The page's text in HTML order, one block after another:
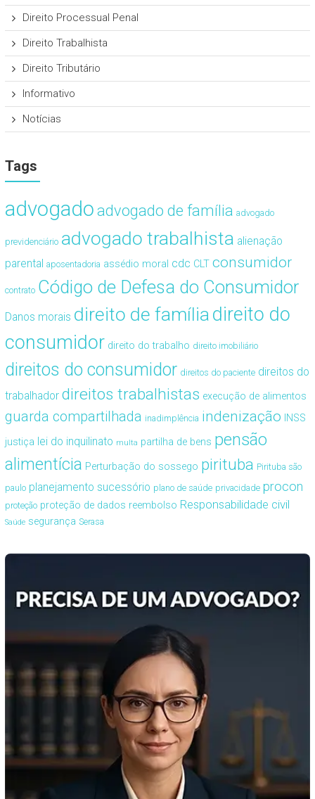
Direito Processual Penal
Direito Trabalhista
Direito Tributário
Informativo
Notícias
Tags
advogado advogado de família advogado
previdenciário advogado trabalhista alienação
parental aposentadoria assédio moral cdc CLT consumidor
contrato Código de Defesa do Consumidor
Danos morais direito de famíliadireito do
consumidor direito do trabalho direito imobiliário
direitos do consumidor direitos do paciente direitos do
trabalhador direitos trabalhistas execução de alimentos
guarda compartilhada inadimplência indenização INSS
justiça lei do inquilinato multa partilha de bens pensão
alimentícia Perturbação do sossego pirituba Pirituba são
paulo planejamento sucessório plano de saúde privacidade procon
proteção proteção de dados reembolso Responsabilidade civil
Saúde segurança Serasa